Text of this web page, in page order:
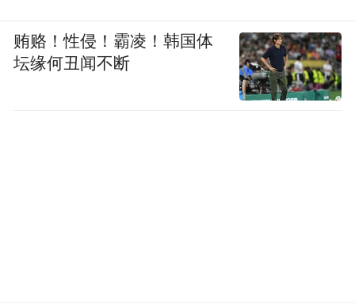
贿赂！性侵！霸凌！韩国体
坛缘何丑闻不断